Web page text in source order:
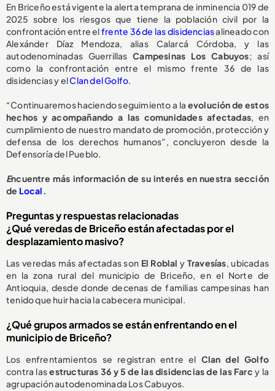
En Briceño está vigente la alerta temprana de inminencia 019 de
2025 sobre los riesgos que tiene la población civil por la
confrontación entre elfrente 36 de las disidenciasalineado con
Alexánder Díaz Mendoza, alias Calarcá Córdoba, y las
autodenominadas GuerrillasCampesinas Los Cabuyos; así
como la confrontación entre el mismo frente 36 de las
disidencias y elClan del Golfo.
“Continuaremos haciendo seguimiento a la evolución de estos
hechos y acompañando a las comunidades afectadas, en
cumplimiento de nuestro mandato de promoción, protección y
defensa de los derechos humanos”, concluyeron desde la
Defensoría del Pueblo.
Encuentre más información de su interés en nuestra sección
de Local.
Preguntas y respuestas relacionadas
¿Qué veredas de Briceño están afectadas por el
desplazamiento masivo?
Las veredas más afectadas son El Roblal y Travesías, ubicadas
en la zona rural del municipio de Briceño, en el Norte de
Antioquia, desde donde decenas de familias campesinas han
tenido que huir hacia la cabecera municipal.
¿Qué grupos armados se están enfrentando en el
municipio de Briceño?
Los enfrentamientos se registran entre el Clan del Golfo
contra lasestructuras 36 y 5 de las disidencias de las Farc y la
agrupación autodenominada Los Cabuyos.